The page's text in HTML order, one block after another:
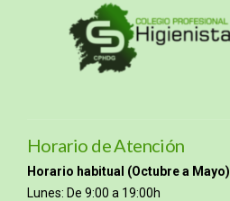
Horario de Atención
Horario habitual (Octubre a Mayo)
Lunes: De 9:00 a 19:00h